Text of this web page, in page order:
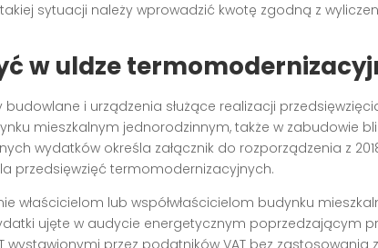
takiej sytuacji należy wprowadzić kwotę zgodną z
w uldze
i urządzenia służące realizacji
mieszkalnym jednorodzinnym, także w zabudowie
wydatków określa załącznik do rozporządzenia z
przedsięwzięć termomodernizacyjnych.
właścicielom lub współwłaścicielom budynku
ujęte w audycie energetycznym poprzedzającym